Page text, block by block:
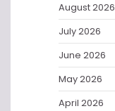
August 2026
July 2026
June 2026
May 2026
April 2026